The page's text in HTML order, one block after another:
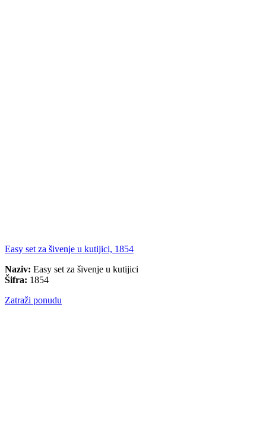
Easy set za šivenje u kutijici, 1854
Naziv: Easy set za šivenje u kutijici
Šifra: 1854
Zatraži ponudu